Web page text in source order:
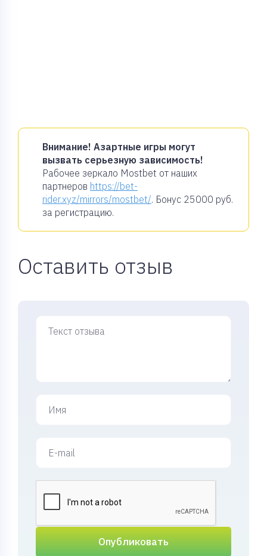
Внимание! Азартные игры могут
вызвать серьезную зависимость!
Рабочее зеркало Mostbet от наших
партнеров https://bet-
rider.xyz/mirrors/mostbet/. Бонус 25000 руб.
за регистрацию.
Оставить отзыв
Опубликовать